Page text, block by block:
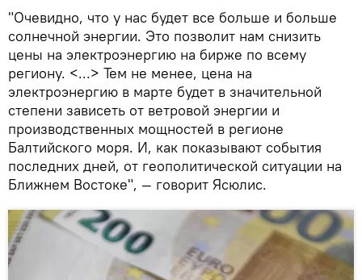
"Очевидно, что у нас будет все больше и больше
солнечной энергии. Это позволит нам снизить
цены на электроэнергию на бирже по всему
региону. <...> Тем не менее, цена на
электроэнергию в марте будет в значительной
степени зависеть от ветровой энергии и
производственных мощностей в регионе
Балтийского моря. И, как показывают события
последних дней, от геополитической ситуации на
Ближнем Востоке", — говорит Ясюлис.